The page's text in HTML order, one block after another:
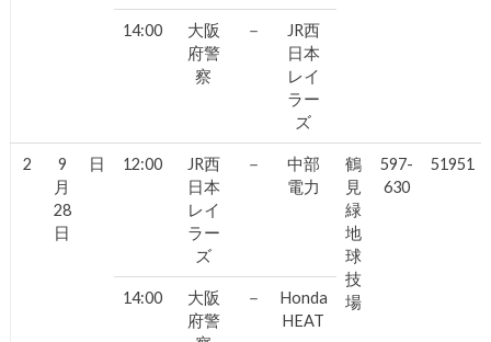
14:00
大阪
府警
察
－
JR西
日本
レイ
ラー
ズ
2
9
月
28
日
日 12:00
JR西
日本
レイ
ラー
ズ
－
中部
電力
鶴
見
緑
地
球
技
場
597-
630
51951
14:00
大阪
府警
－
Honda
HEAT